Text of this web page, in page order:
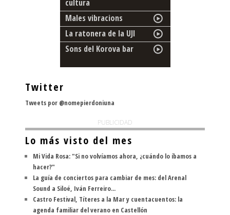
cultura
Males vibracions
La ratonera de la UJI
Sons del Korova bar
Twitter
Tweets por @nomepierdoniuna
PUBLICIDAD
Lo más visto del mes
Mi Vida Rosa: "Si no volvíamos ahora, ¿cuándo lo íbamos a
hacer?"
La guía de conciertos para cambiar de mes: del Arenal
Sound a Siloé, Iván Ferreiro...
Castro Festival, Títeres a la Mar y cuentacuentos: la
agenda familiar del verano en Castellón